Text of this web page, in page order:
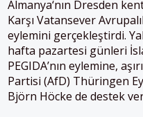
Almanya‘nın Dresden
Karşı Vatansever
eylemini gerçekleştirdi.
hafta pazartesi günleri
PEGIDA’nın eylemine,
Partisi (AfD) Thüringen
Björn Höcke de destek